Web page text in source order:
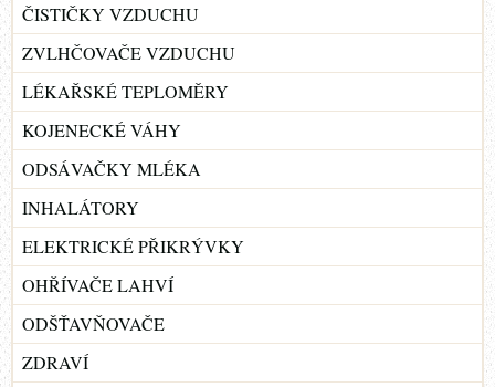
ČISTIČKY VZDUCHU
ZVLHČOVAČE VZDUCHU
LÉKAŘSKÉ TEPLOMĚRY
KOJENECKÉ VÁHY
ODSÁVAČKY MLÉKA
INHALÁTORY
ELEKTRICKÉ PŘIKRÝVKY
OHŘÍVAČE LAHVÍ
ODŠŤAVŇOVAČE
ZDRAVÍ